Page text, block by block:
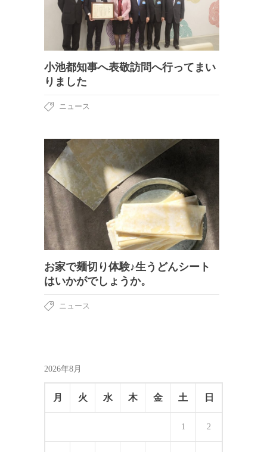
小池都知事へ表敬訪問へ行ってまい
りました
ニュース
お家で麺切り体験♪生うどんシート
はいかがでしょうか。
ニュース
2026年8月
月 火 水 木 金 土 日
1 2